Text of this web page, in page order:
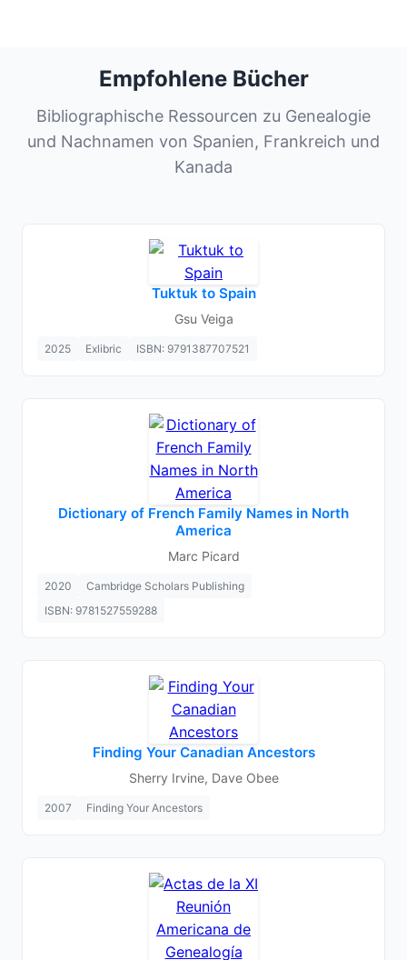
Empfohlene Bücher
Bibliographische Ressourcen zu Genealogie
und Nachnamen von Spanien, Frankreich und
Kanada
Tuktuk to Spain
Gsu Veiga
2025 Exlibric ISBN: 9791387707521
Dictionary of French Family Names in North
America
Marc Picard
2020
Cambridge Scholars Publishing
ISBN: 9781527559288
Finding Your Canadian Ancestors
Sherry Irvine, Dave Obee
2007 Finding Your Ancestors